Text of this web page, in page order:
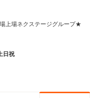
上場ネクステージグループ★
日祝